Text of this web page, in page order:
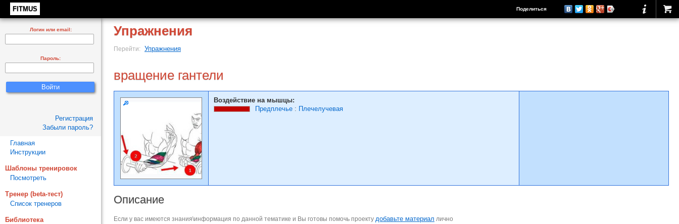
FITMUS Поделиться
Упражнения
Перейти: Упражнения
вращение гантели
Воздействие на мышцы:
Предплечье : Плечелучевая
Описание
Если у вас имеются знания\информация по данной тематике и Вы готовы помочь проекту добавьте материал лично
Логин или email:
Пароль:
Регистрация
Забыли пароль?
Главная
Инструкции
Шаблоны тренировок
Посмотреть
Тренер (beta-тест)
Список тренеров
Библиотека